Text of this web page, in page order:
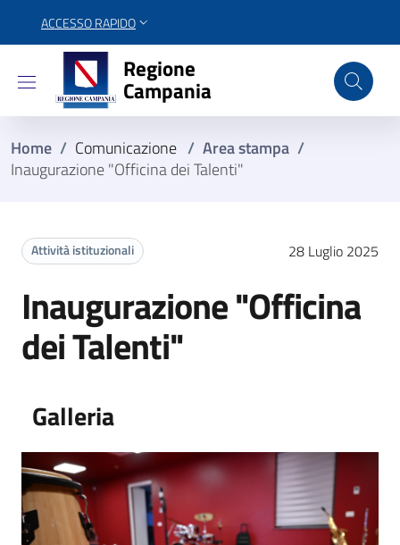
ACCESSO RAPIDO
Regione Campania
Regione
Campania
Home / Comunicazione / Area stampa /
Inaugurazione "Officina dei Talenti"
Attività istituzionali 28 Luglio 2025
Inaugurazione "Officina
dei Talenti"
Galleria